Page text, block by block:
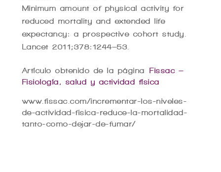
Minimum amount of physical activity for
reduced mortality and extended life
expectancy: a prospective cohort study.
Lancet 2011;378:1244–53.
Artículo obtenido de la páginaFissac –
Fisiología, salud y actividad física
www.fissac.com/incrementar-los-niveles-
de-actividad-fisica-reduce-la-mortalidad-
tanto-como-dejar-de-fumar/